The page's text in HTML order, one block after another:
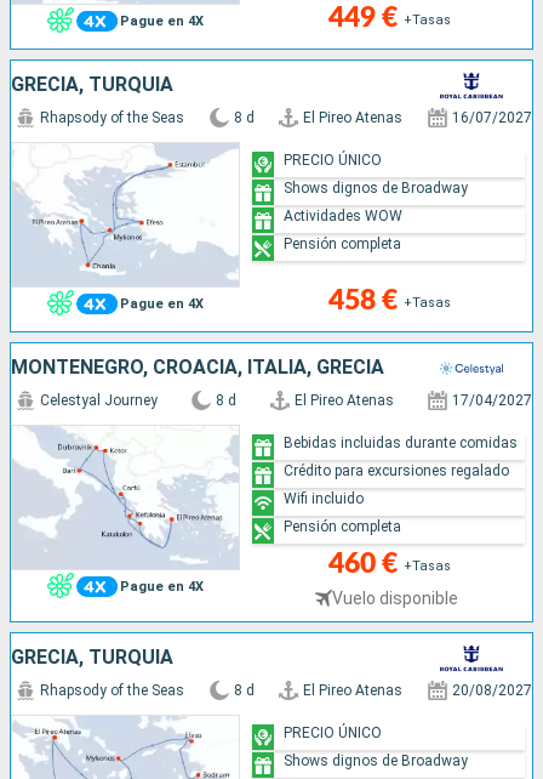
Pague en 4X 449 € +Tasas
GRECIA, TURQUÍA
Pague en 4X
Rhapsody of the Seas 8 d El Pireo Atenas 16/07/2027
458 € +Tasas
PRECIO ÚNICO
Shows dignos de Broadway
Actividades WOW
Pensión completa
MONTENEGRO, CROACIA, ITALIA, GRECIA
Pague en 4X
Celestyal Journey 8 d El Pireo Atenas 17/04/2027
460 € +Tasas
Vuelo disponible
Bebidas incluidas durante comidas
Crédito para excursiones regalado
Wifi incluido
Pensión completa
GRECIA, TURQUÍA
Rhapsody of the Seas 8 d El Pireo Atenas 20/08/2027
PRECIO ÚNICO
Shows dignos de Broadway